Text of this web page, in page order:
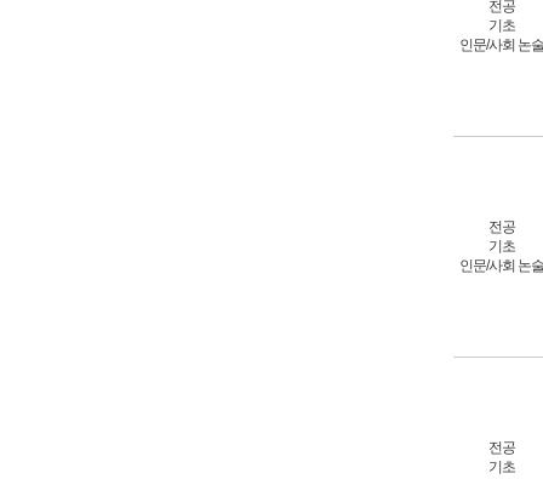
전공
기초
인문/사회 논술
전공
기초
인문/사회 논술
전공
기초